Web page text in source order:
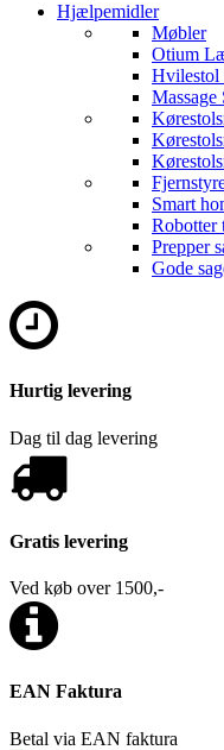
Hjælpemidler
Møbler
Otium
Hvilestol
Massage
Smart
Robotter
Prepper
Gode
Hurtig levering
Dag til dag levering
Gratis levering
Ved køb over 1500,-
EAN Faktura
Betal via EAN faktura